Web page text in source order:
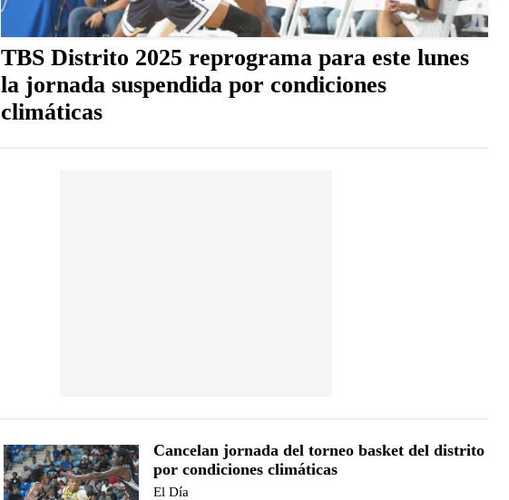
TBS Distrito 2025 reprograma para este lunes
la jornada suspendida por condiciones
climáticas
Cancelan jornada del torneo basket del distrito
por condiciones climáticas
El Día